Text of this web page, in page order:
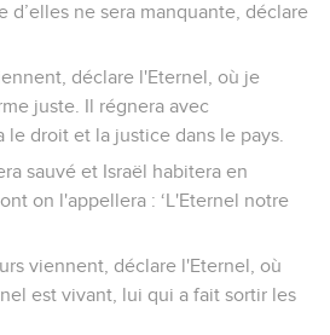
d’elles ne sera manquante, déclare
déclare l'Eternel, où je
juste. Il régnera avec
droit et la justice dans le pays.
sauvé et Israël habitera en
on l'appellera : ‘L'Eternel notre
viennent, déclare l'Eternel, où
est vivant, lui qui a fait sortir les